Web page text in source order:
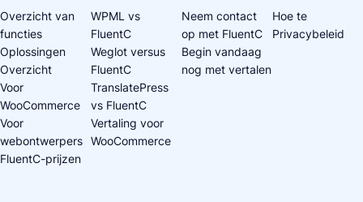
Overzicht van
functies
Oplossingen
Overzicht
Voor
WooCommerce
Voor
webontwerpers
FluentC-prijzen
WPML vs
FluentC
Weglot versus
FluentC
TranslatePress
vs FluentC
Vertaling voor
WooCommerce
Neem contact
op met FluentC
Begin vandaag
nog met vertalen
Hoe te
Privacybeleid